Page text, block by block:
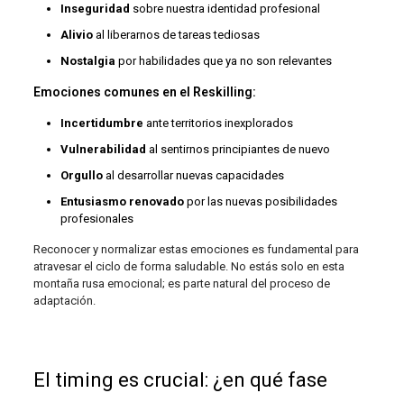
Inseguridad sobre nuestra identidad profesional
Alivioal liberarnos de tareas tediosas
Nostalgia por habilidades que ya no son relevantes
Emociones comunes en el Reskilling:
Incertidumbre ante territorios inexplorados
Vulnerabilidad al sentirnos principiantes de nuevo
Orgulloal desarrollar nuevas capacidades
Entusiasmo renovadopor las nuevas posibilidades
profesionales
Reconocer y normalizar estas emociones es fundamental para
atravesar el ciclo de forma saludable. No estás solo en esta
montaña rusa emocional; es parte natural del proceso de
adaptación.
El timing es crucial: ¿en qué fase